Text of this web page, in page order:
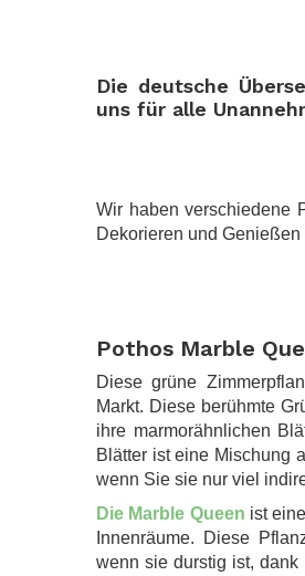
Die deutsche
uns für alle
Wir haben verschiedene
Dekorieren und
Pothos Marble
Diese grüne
Markt. Diese berühmte
ihre marmorähnlichen
Blätter ist eine Mischung
wenn Sie sie nur viel
Die Marble Queen ist
Innenräume. Diese
wenn sie durstig ist,